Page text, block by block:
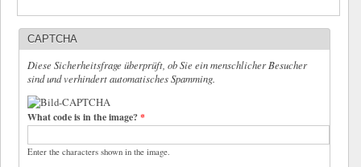
CAPTCHA
Diese Sicherheitsfrage überprüft, ob Sie ein menschlicher Besucher
sind und verhindert automatisches Spamming.
What code is in the image?*
Enter the characters shown in the image.